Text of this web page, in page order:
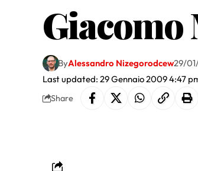
Giacomo
Last updated: 29 Gennaio 2009 4:47
ByAlessandro Nizegorodcew29/
Share